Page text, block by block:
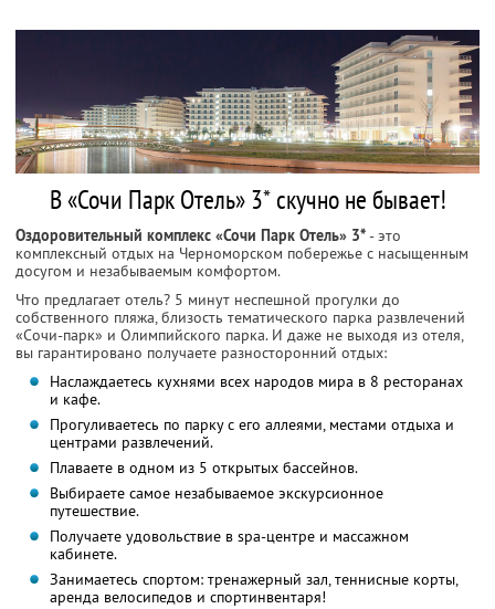
В «Сочи Парк Отель» 3* скучно не бывает!
Оздоровительный комплекс «Сочи Парк Отель» 3*- это
комплексный отдых на Черноморском побережье с насыщенным
досугом и незабываемым комфортом.
Что предлагает отель? 5 минут неспешной прогулки до
собственного пляжа, близость тематического парка развлечений
«Сочи-парк» и Олимпийского парка. И даже не выходя из отеля,
вы гарантировано получаете разносторонний отдых:
Наслаждаетесь кухнями всех народов мира в 8 ресторанах
и кафе.
Прогуливаетесь по парку с его аллеями, местами отдыха и
центрами развлечений.
Плаваете в одном из 5 открытых бассейнов.
Выбираете самое незабываемое экскурсионное
путешествие.
Получаете удовольствие в spa-центре и массажном
кабинете.
Занимаетесь спортом: тренажерный зал, теннисные корты,
аренда велосипедов и спортинвентаря!